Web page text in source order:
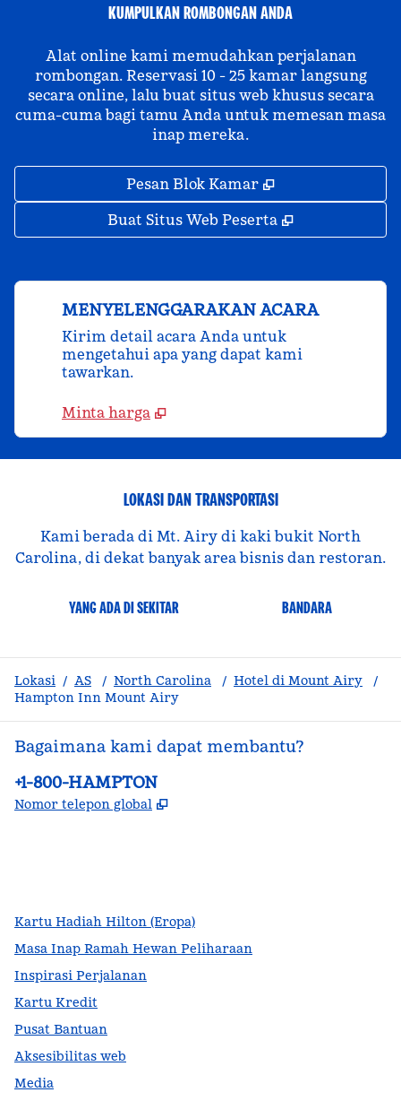
KUMPULKAN ROMBONGAN ANDA
Alat online kami memudahkan perjalanan
rombongan. Reservasi 10 - 25 kamar langsung
secara online, lalu buat situs web khusus secara
cuma-cuma bagi tamu Anda untuk memesan masa
inap mereka.
Pesan Blok Kamar ,
Buat Situs Web Peserta ,
MENYELENGGARAKAN ACARA
Kirim detail acara Anda untuk
mengetahui apa yang dapat kami
tawarkan.
Minta harga
LOKASI DAN TRANSPORTASI
Kami berada di Mt. Airy di kaki bukit North
Carolina, di dekat banyak area bisnis dan restoran.
YANG ADA DI SEKITAR BANDARA
Lokasi / AS / North Carolina / Hotel di Mount Airy
/
Hampton Inn Mount Airy
Bagaimana kami dapat membantu?
Telepon:
+1-800-HAMPTON
Nomor telepon global ,
Kartu Hadiah Hilton (Eropa)
Masa Inap Ramah Hewan Peliharaan
Inspirasi Perjalanan
Kartu Kredit
Pusat Bantuan
Aksesibilitas web
Media